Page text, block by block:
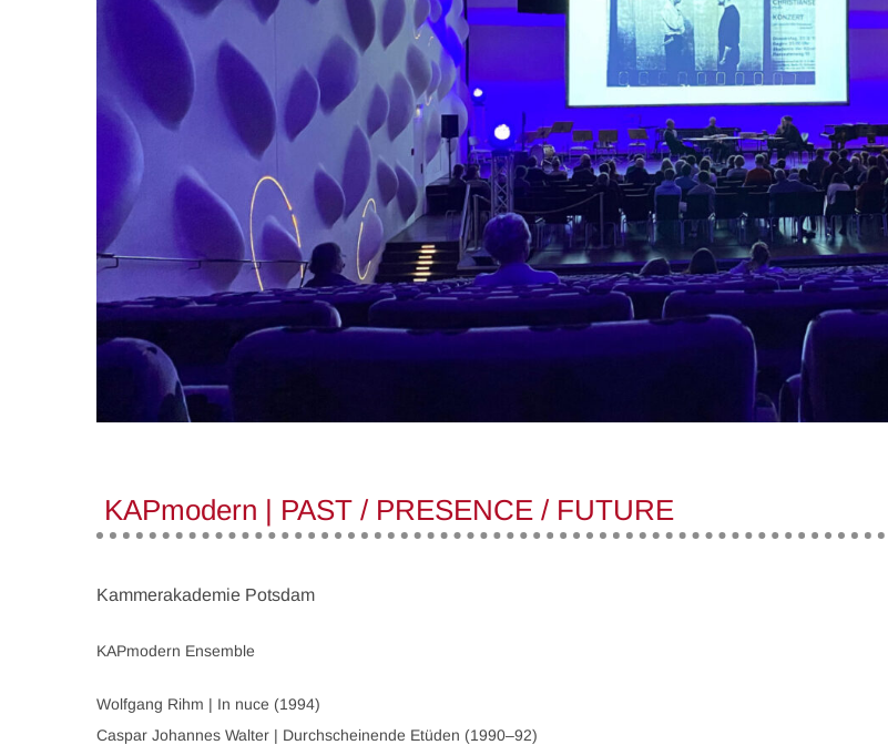
KAPmodern | PAST / PRESENCE / FUTURE
Kammerakademie Potsdam
KAPmodern Ensemble
Wolfgang Rihm | In nuce (1994)
Caspar Johannes Walter | Durchscheinende Etüden (1990–92)